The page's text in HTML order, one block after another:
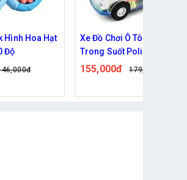
Hình Hoa Hạt
Độ
Xe Đồ Chơi Ô Tô Cảnh Sát
Trong Suốt Police Car
155,000đ 179,000đ